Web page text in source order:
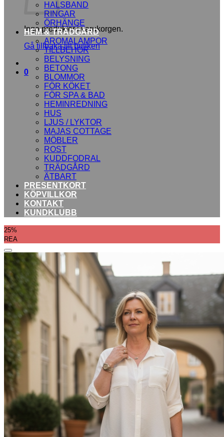
Inga produkter i varukorgen.
Gå tillbaka till butiken
0
HALSBAND
RINGAR
ÖRHÄNGE
HEM & TRÄDGÅRD
AROMALAMPOR
TILLBEHÖR
BELYSNING
BETONG
BLOMMOR
FÖR KÖKET
FÖR SPA & BAD
HEMINREDNING
HUS
LJUS / LYKTOR
MAJAS COTTAGE
MÖBLER
ROST
KUDDFODRAL
TRÄDGÅRD
ÄTBART
PRESENTKORT
KÖPVILLKOR
KONTAKT
KUNDKLUBB
25%
REA